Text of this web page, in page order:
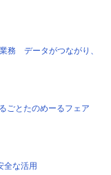
務 データがつながり、
ごとたのめーるフェア
な活用